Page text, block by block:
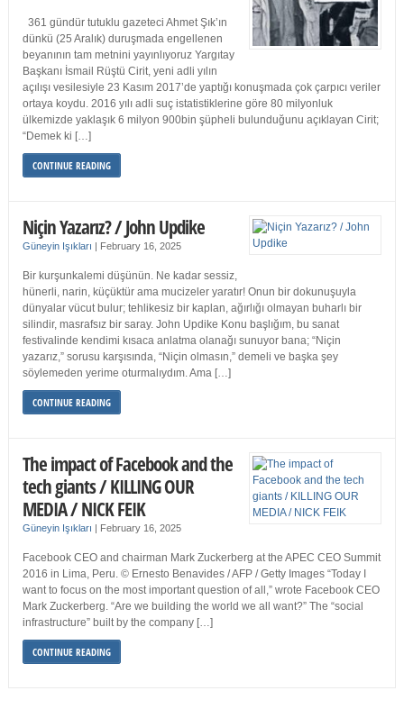
361 gündür tutuklu gazeteci Ahmet Şık’ın
dünkü (25 Aralık) duruşmada engellenen
beyanının tam metnini yayınlıyoruz Yargıtay
Başkanı İsmail Rüştü Cirit, yeni adli yılın
açılışı vesilesiyle 23 Kasım 2017’de yaptığı konuşmada çok çarpıcı veriler
ortaya koydu. 2016 yılı adli suç istatistiklerine göre 80 milyonluk
ülkemizde yaklaşık 6 milyon 900bin şüpheli bulunduğunu açıklayan Cirit;
“Demek ki […]
CONTINUE READING
Niçin Yazarız? / John Updike
Güneyin Işıkları | February 16, 2025
Bir kurşunkalemi düşünün. Ne kadar sessiz,
hünerli, narin, küçüktür ama mucizeler yaratır! Onun bir dokunuşuyla
dünyalar vücut bulur; tehlikesiz bir kaplan, ağırlığı olmayan buharlı bir
silindir, masrafsız bir saray. John Updike Konu başlığım, bu sanat
festivalinde kendimi kısaca anlatma olanağı sunuyor bana; “Niçin
yazarız,” sorusu karşısında, “Niçin olmasın,” demeli ve başka şey
söylemeden yerime oturmalıydım. Ama […]
CONTINUE READING
The impact of Facebook and the
tech giants / KILLING OUR
MEDIA / NICK FEIK
Güneyin Işıkları | February 16, 2025
Facebook CEO and chairman Mark Zuckerberg at the APEC CEO Summit
2016 in Lima, Peru. © Ernesto Benavides / AFP / Getty Images “Today I
want to focus on the most important question of all,” wrote Facebook CEO
Mark Zuckerberg. “Are we building the world we all want?” The “social
infrastructure” built by the company […]
CONTINUE READING